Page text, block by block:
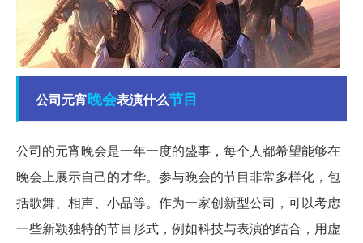
公司元宵晚会表演什么节目
公司的元宵晚会是一年一度的盛事，每个人都希望能够在
晚会上展示自己的才华。参与晚会的节目非常多样化，包
括歌舞、相声、小品等。作为一家创新型公司，可以考虑
一些新颖独特的节目形式，例如科技与表演的结合，用虚